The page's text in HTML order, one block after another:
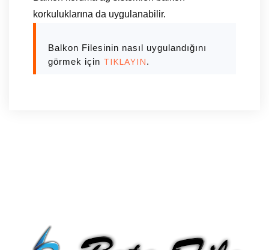
korkuluklarına da uygulanabilir.
Balkon Filesinin nasıl uygulandığını
görmek için TIKLAYIN.